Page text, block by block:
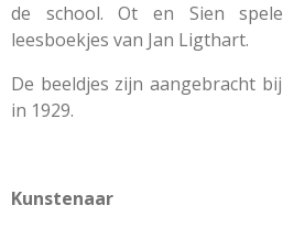
de school. Ot en Sien
leesboekjes van Jan Ligthart.
De beeldjes zijn aangebracht
in 1929.
Kunstenaar